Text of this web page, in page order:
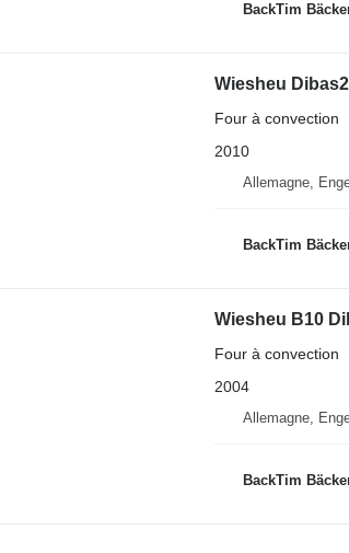
BackTim
Wiesheu Dibas2
Four à convection
2010
Allemagne,
BackTim
Wiesheu B10
Four à convection
2004
Allemagne,
BackTim